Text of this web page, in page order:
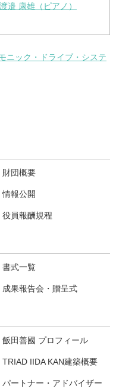
邉 康雄（ピアノ）
ニック・ドライブ・システ
財団概要
情報公開
役員報酬規程
書式一覧
成果報告会・贈呈式
飯田善國 プロフィール
TRIAD IIDA KAN建築概要
パートナー・アドバイザー